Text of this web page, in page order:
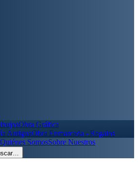
Obra Gráfica
AntiguaObra Enmarcada - Regalos
Quiénes SomosSobre Nuestros
…